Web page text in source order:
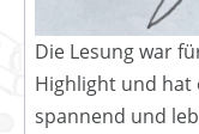
Die Lesung war
Highlight und hat
spannend und